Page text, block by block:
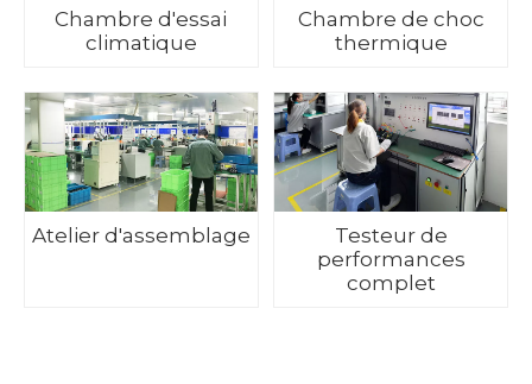
Chambre d'essai
climatique
Chambre de choc
thermique
Atelier d'assemblage
Testeur de
performances
complet